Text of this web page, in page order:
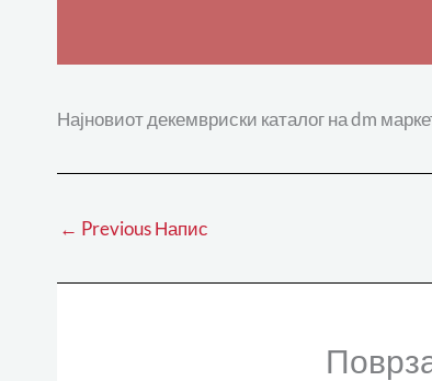
Најновиот декемвриски каталог на dm
← Previous Напис